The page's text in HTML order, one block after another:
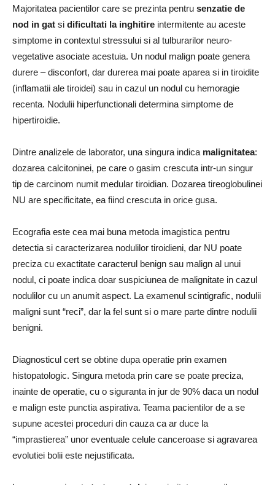
Majoritatea pacientilor care se prezinta pentru senzatie de
nod in gat si dificultati la inghitire intermitente au aceste
simptome in contextul stressului si al tulburarilor neuro-
vegetative asociate acestuia. Un nodul malign poate genera
durere – disconfort, dar durerea mai poate aparea si in tiroidite
(inflamatii ale tiroidei) sau in cazul un nodul cu hemoragie
recenta. Nodulii hiperfunctionali determina simptome de
hipertiroidie.
Dintre analizele de laborator, una singura indica malignitatea:
dozarea calcitoninei, pe care o gasim crescuta intr-un singur
tip de carcinom numit medular tiroidian. Dozarea tireoglobulinei
NU are specificitate, ea fiind crescuta in orice gusa.
Ecografia este cea mai buna metoda imagistica pentru
detectia si caracterizarea nodulilor tiroidieni, dar NU poate
preciza cu exactitate caracterul benign sau malign al unui
nodul, ci poate indica doar suspiciunea de malignitate in cazul
nodulilor cu un anumit aspect. La examenul scintigrafic, nodulii
maligni sunt “reci”, dar la fel sunt si o mare parte dintre nodulii
benigni.
Diagnosticul cert se obtine dupa operatie prin examen
histopatologic. Singura metoda prin care se poate preciza,
inainte de operatie, cu o siguranta in jur de 90% daca un nodul
e malign este punctia aspirativa. Teama pacientilor de a se
supune acestei proceduri din cauza ca ar duce la
“imprastierea” unor eventuale celule canceroase si agravarea
evolutiei bolii este nejustificata.